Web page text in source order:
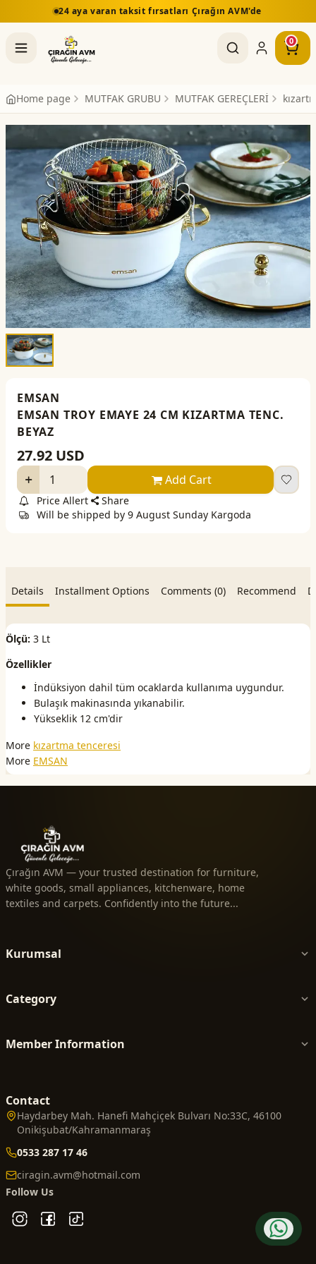
24 aya varan taksit fırsatları Çırağın AVM'de
0
Home page MUTFAK GRUBU MUTFAK GEREÇLERİ
EMSAN
EMSAN TROY EMAYE 24 CM KIZARTMA TENC.
BEYAZ
27.92 USD
Add Cart
Price Allert
Share
Will be shipped by 9 August Sunday Kargoda
Details Installment Options Comments (0) Recommend
Ölçü: 3 Lt
Özellikler
İndüksiyon dahil tüm ocaklarda kullanıma uygundur.
Bulaşık makinasında yıkanabilir.
Yükseklik 12 cm'dir
More kızartma tenceresi
More EMSAN
Çırağın AVM — your trusted destination for furniture,
white goods, small appliances, kitchenware, home
textiles and carpets. Confidently into the future...
Kurumsal
Category
Member Information
Contact
Haydarbey Mah. Hanefi Mahçiçek Bulvarı No:33C, 46100
Onikişubat/Kahramanmaraş
0533 287 17 46
ciragin.avm@hotmail.com
Follow Us